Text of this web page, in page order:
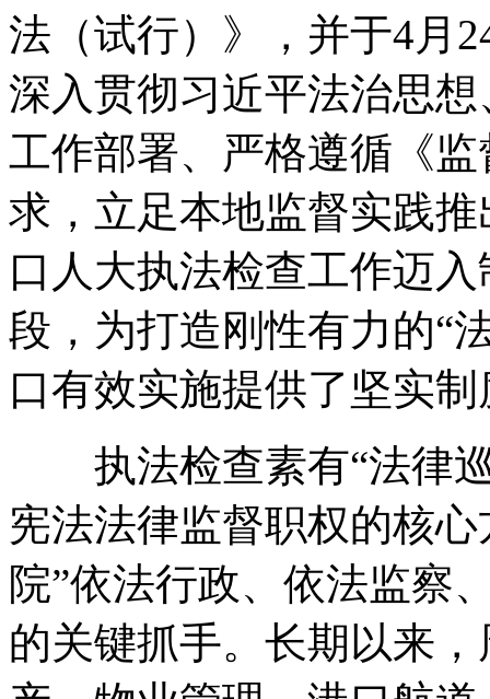
法（试行）》
， 并于4月
深入贯彻习近平法治思
工作部署、严格遵循《
求 ， 立足本地监督实践
口人大执法检查工作迈
段 ， 为打造刚性有力的“
口有效实施提供了坚实
执法检查素有“法律巡
宪法法律监督职权的核心
院”依法行政、依法监察
的关键抓手。 长期以来 ，